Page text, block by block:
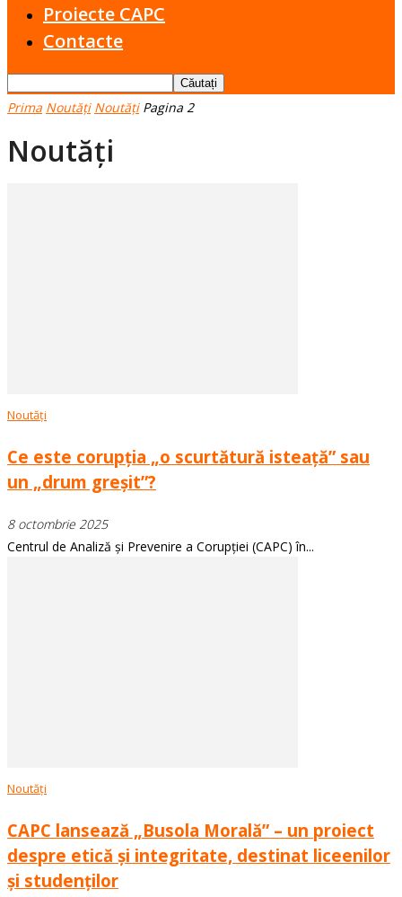
Proiecte CAPC
Contacte
Prima Noutăți Noutăți Pagina 2
Noutăți
Noutăți
Ce este corupția „o scurtătură isteață” sau
un „drum greșit”?
8 octombrie 2025
Centrul de Analiză și Prevenire a Corupției (CAPC) în...
Noutăți
CAPC lansează „Busola Morală” – un proiect
despre etică și integritate, destinat liceenilor
și studenților